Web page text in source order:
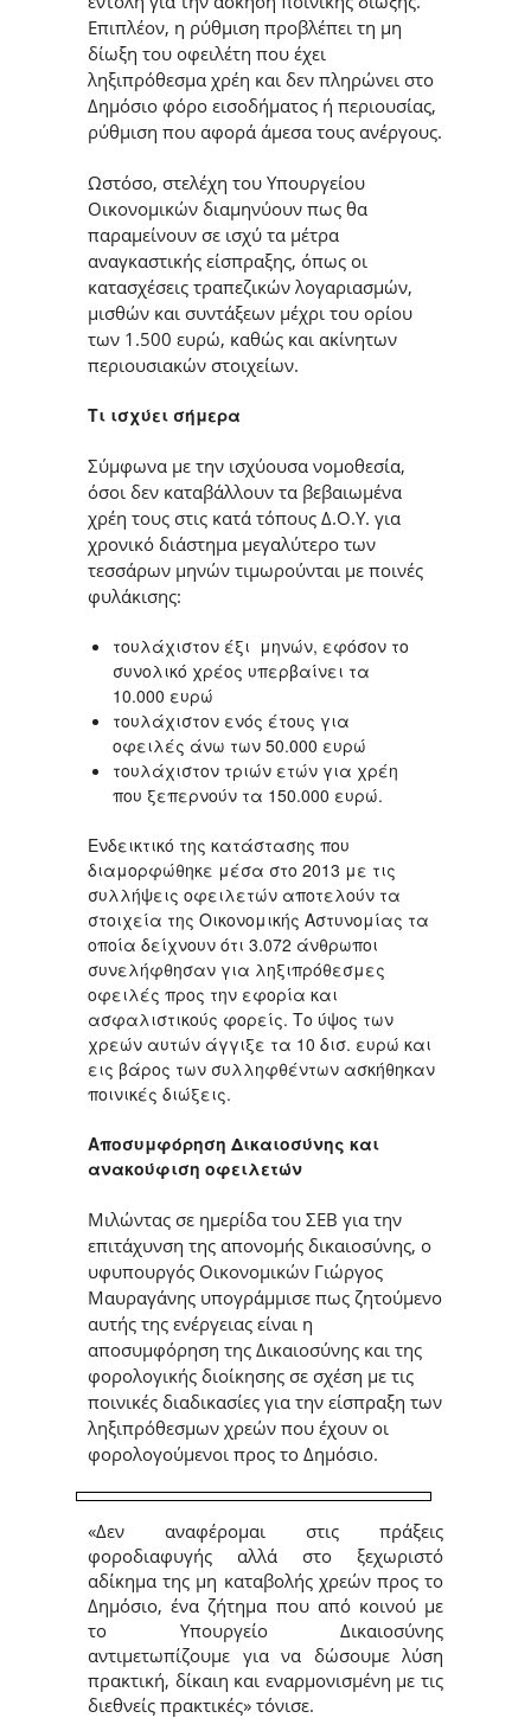
Επιπλέον, η ρύθμιση προβλέπει τη μη
δίωξη του οφειλέτη που έχει
ληξιπρόθεσμα χρέη και δεν πληρώνει στο
Δημόσιο φόρο εισοδήματος ή περιουσίας,
ρύθμιση που αφορά άμεσα τους ανέργους.
Ωστόσο, στελέχη του Υπουργείου
Οικονομικών διαμηνύουν πως θα
παραμείνουν σε ισχύ τα μέτρα
αναγκαστικής είσπραξης, όπως οι
κατασχέσεις τραπεζικών λογαριασμών,
μισθών και συντάξεων μέχρι του ορίου
των 1.500 ευρώ, καθώς και ακίνητων
περιουσιακών στοιχείων.
Τι ισχύει σήμερα
Σύμφωνα με την ισχύουσα νομοθεσία,
όσοι δεν καταβάλλουν τα βεβαιωμένα
χρέη τους στις κατά τόπους Δ.Ο.Υ. για
χρονικό διάστημα μεγαλύτερο των
τεσσάρων μηνών τιμωρούνται με ποινές
φυλάκισης:
τουλάχιστον έξι μηνών, εφόσον το
συνολικό χρέος υπερβαίνει τα
10.000 ευρώ
τουλάχιστον ενός έτους για
οφειλές άνω των 50.000 ευρώ
τουλάχιστον τριών ετών για χρέη
που ξεπερνούν τα 150.000 ευρώ.
Ενδεικτικό της κατάστασης που
διαμορφώθηκε μέσα στο 2013 με τις
συλλήψεις οφειλετών αποτελούν τα
στοιχεία της Οικονομικής Αστυνομίας τα
οποία δείχνουν ότι 3.072 άνθρωποι
συνελήφθησαν για ληξιπρόθεσμες
οφειλές προς την εφορία και
ασφαλιστικούς φορείς. Το ύψος των
χρεών αυτών άγγιξε τα 10 δισ. ευρώ και
εις βάρος των συλληφθέντων ασκήθηκαν
ποινικές διώξεις.
Αποσυμφόρηση Δικαιοσύνης και
ανακούφιση οφειλετών
Μιλώντας σε ημερίδα του ΣΕΒ για την
επιτάχυνση της απονομής δικαιοσύνης, ο
υφυπουργός Οικονομικών Γιώργος
Μαυραγάνης υπογράμμισε πως ζητούμενο
αυτής της ενέργειας είναι η
αποσυμφόρηση της Δικαιοσύνης και της
φορολογικής διοίκησης σε σχέση με τις
ποινικές διαδικασίες για την είσπραξη των
ληξιπρόθεσμων χρεών που έχουν οι
φορολογούμενοι προς το Δημόσιο.
«Δεν αναφέρομαι στις πράξεις
φοροδιαφυγής αλλά στο ξεχωριστό
αδίκημα της μη καταβολής χρεών προς το
Δημόσιο, ένα ζήτημα που από κοινού με
το Υπουργείο Δικαιοσύνης
αντιμετωπίζουμε για να δώσουμε λύση
πρακτική, δίκαιη και εναρμονισμένη με τις
διεθνείς πρακτικές» τόνισε.